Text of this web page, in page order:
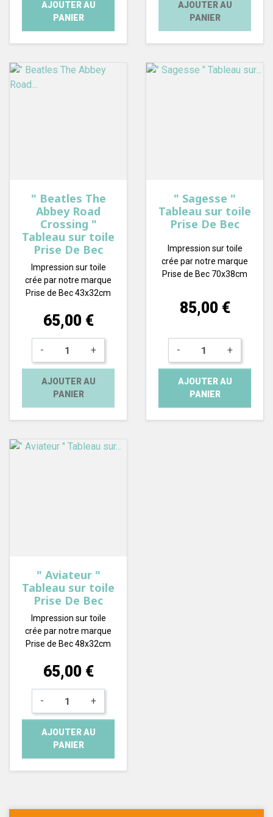
AJOUTER AU
PANIER
AJOUTER AU
PANIER
" Beatles The
Abbey Road
Crossing "
Tableau sur toile
Prise De Bec
Impression sur toile
crée par notre marque
Prise de Bec 43x32cm
Prix
65,00 €
- +
AJOUTER AU
PANIER
" Sagesse "
Tableau sur toile
Prise De Bec
Impression sur toile
crée par notre marque
Prise de Bec 70x38cm
Prix
85,00 €
- +
AJOUTER AU
PANIER
" Aviateur "
Tableau sur toile
Prise De Bec
Impression sur toile
crée par notre marque
Prise de Bec 48x32cm
Prix
65,00 €
- +
AJOUTER AU
PANIER